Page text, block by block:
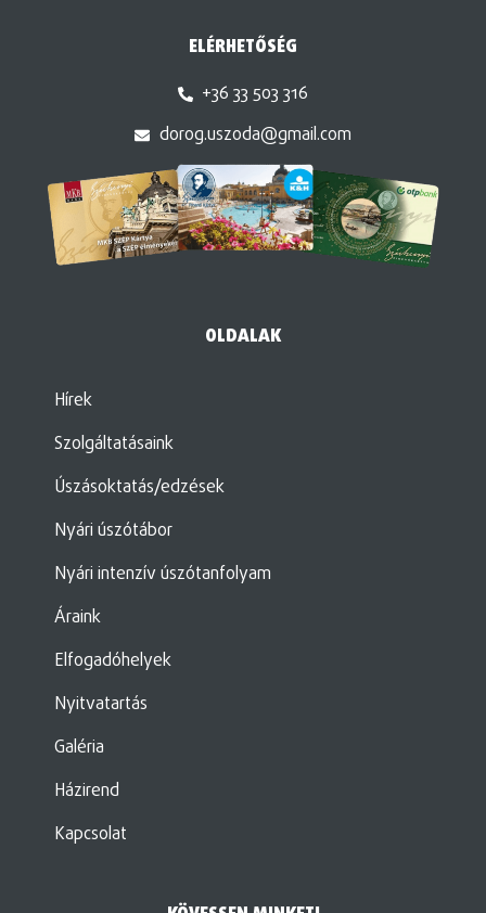
ELÉRHETŐSÉG
+36 33 503 316
dorog.uszoda@gmail.com
OLDALAK
Hírek
Szolgáltatásaink
Úszásoktatás/edzések
Nyári úszótábor
Nyári intenzív úszótanfolyam
Áraink
Elfogadóhelyek
Nyitvatartás
Galéria
Házirend
Kapcsolat